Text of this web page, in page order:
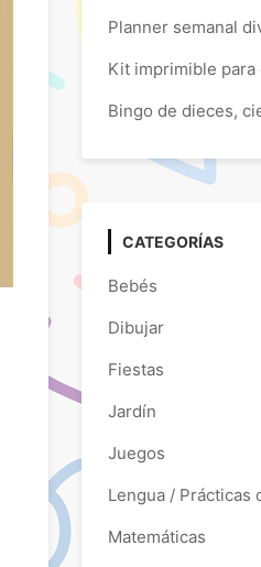
Planner semanal
Kit imprimible para
Bingo de dieces,
CATEGORÍAS
Bebés
Dibujar
Fiestas
Jardín
Juegos
Lengua / Prácticas
Matemáticas